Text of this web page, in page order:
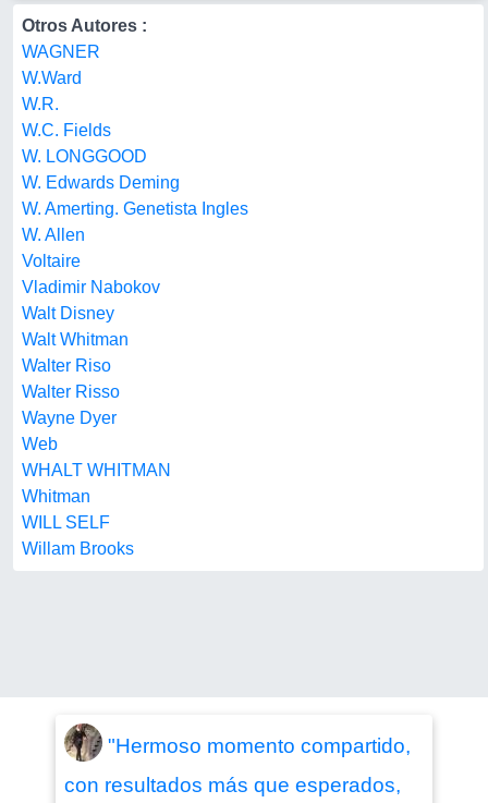
Otros Autores :
WAGNER
W.Ward
W.R.
W.C. Fields
W. LONGGOOD
W. Edwards Deming
W. Amerting. Genetista Ingles
W. Allen
Voltaire
Vladimir Nabokov
Walt Disney
Walt Whitman
Walter Riso
Walter Risso
Wayne Dyer
Web
WHALT WHITMAN
Whitman
WILL SELF
Willam Brooks
"Hermoso momento compartido,
con resultados más que esperados,